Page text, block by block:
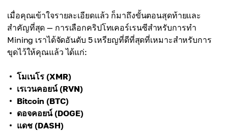
เมื่อคุณเข้าใจรายละเอียดแล้ว ก็มาถึงขั้นตอนสุดท้ายและ
สำคัญที่สุด — การเลือกคริปโทเคอร์เรนซีสำหรับการทำ
Mining เราได้จัดอันดับ 5 เหรียญที่ดีที่สุดที่เหมาะสำหรับการ
ขุดไว้ให้คุณแล้ว ได้แก่:
โมเนโร (XMR)
เรเวนคอยน์ (RVN)
Bitcoin (BTC)
ดอจคอยน์ (DOGE)
แดช (DASH)